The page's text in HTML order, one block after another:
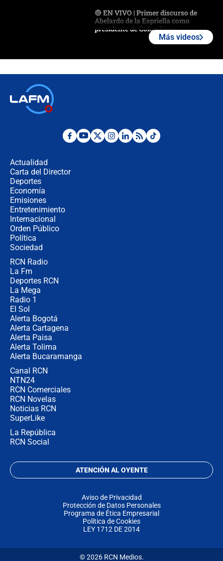
🔴 EN VIVO | Primer discurso de
Abelardo de la Espriella como
presidente de Colombia
Desde dermatitis hasta infecciones:
Más videos
Actualidad
Carta del Director
Deportes
Economía
Emisiones
Entretenimiento
Internacional
Orden Público
Política
Sociedad
RCN Radio
La Fm
Deportes RCN
La Mega
Radio 1
El Sol
Alerta Bogotá
Alerta Cartagena
Alerta Paisa
Alerta Tolima
Alerta Bucaramanga
Canal RCN
NTN24
RCN Comerciales
RCN Novelas
Noticias RCN
SuperLike
La República
RCN Social
ATENCIÓN AL OYENTE
Aviso de Privacidad
Protección de Datos Personales
Programa de Ética Empresarial
Política de Cookies
LEY 1712 DE 2014
© 2026 RCN Medios.